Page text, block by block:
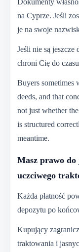
Dokumenty
na Cyprze. Jeśli
je na swoje
Jeśli nie są jeszcze
chroni Cię do
Buyers sometimes
deeds, and that
not just whether
is structured
meantime.
Masz prawo do
uczciwego
Każda płatność
depozytu po
Kupujący
traktowania i